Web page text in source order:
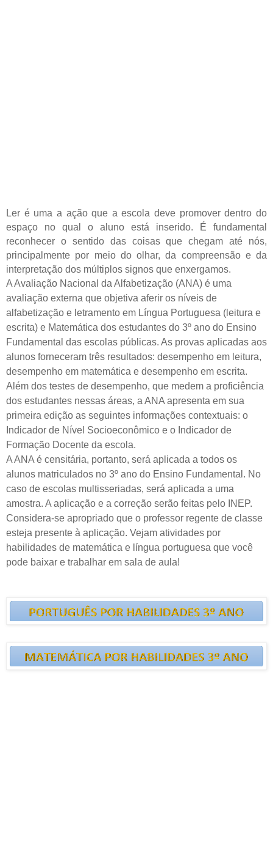
Ler é uma a ação que a escola deve promover dentro do
espaço no qual o aluno está inserido. É fundamental
reconhecer o sentido das coisas que chegam até nós,
principalmente por meio do olhar, da compreensão e da
interpretação dos múltiplos signos que enxergamos.
A Avaliação Nacional da Alfabetização (ANA) é uma
avaliação externa que objetiva aferir os níveis de
alfabetização e letramento em Língua Portuguesa (leitura e
escrita) e Matemática dos estudantes do 3º ano do Ensino
Fundamental das escolas públicas. As provas aplicadas aos
alunos forneceram três resultados: desempenho em leitura,
desempenho em matemática e desempenho em escrita.
Além dos testes de desempenho, que medem a proficiência
dos estudantes nessas áreas, a ANA apresenta em sua
primeira edição as seguintes informações contextuais: o
Indicador de Nível Socioeconômico e o Indicador de
Formação Docente da escola.
A ANA é censitária, portanto, será aplicada a todos os
alunos matriculados no 3º ano do Ensino Fundamental. No
caso de escolas multisseriadas, será aplicada a uma
amostra. A aplicação e a correção serão feitas pelo INEP.
Considera-se apropriado que o professor regente de classe
esteja presente à aplicação. Vejam atividades por
habilidades de matemática e língua portuguesa que você
pode baixar e trabalhar em sala de aula!